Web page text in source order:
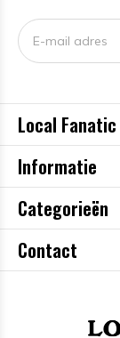
Local Fanatic
Informatie
Categorieën
Contact